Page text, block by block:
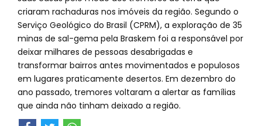
criaram rachaduras nos imóveis da região. Segundo o
Serviço Geológico do Brasil (CPRM), a exploração de 35
minas de sal-gema pela Braskem foi a responsável por
deixar milhares de pessoas desabrigadas e
transformar bairros antes movimentados e populosos
em lugares praticamente desertos. Em dezembro do
ano passado, tremores voltaram a alertar as famílias
que ainda não tinham deixado a região.